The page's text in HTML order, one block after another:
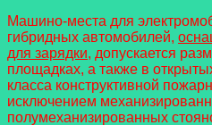
Машино-места для
гибридных автомобилей,
для зарядки, допускается
площадках, а также в
класса конструктивной
исключением
полумеханизированных